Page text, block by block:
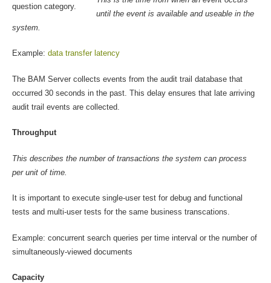
until the event is available and useable in the
system.
Example: data transfer latency
The BAM Server collects events from the audit trail database that
occurred 30 seconds in the past. This delay ensures that late arriving
audit trail events are collected.
Throughput
This describes the number of transactions the system can process
per unit of time.
It is important to execute single-user test for debug and functional
tests and multi-user tests for the same business transcations.
Example: concurrent search queries per time interval or the number of
simultaneously-viewed documents
Capacity